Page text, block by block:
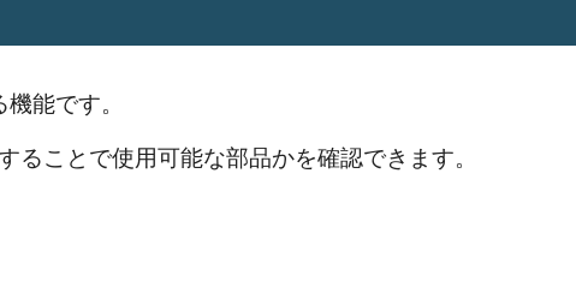
能です。
ことで使用可能な部品かを確認できます。